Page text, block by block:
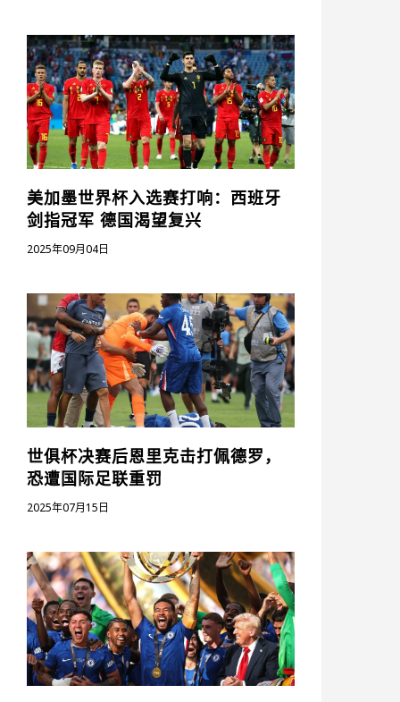
美加墨世界杯入选赛打响：西班牙
剑指冠军 德国渴望复兴
2025年09月04日
世俱杯决赛后恩里克击打佩德罗，
恐遭国际足联重罚
2025年07月15日